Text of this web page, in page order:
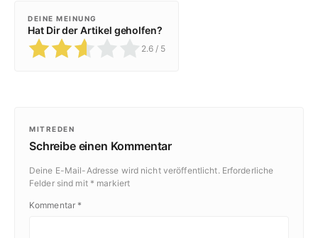
DEINE MEINUNG
Hat Dir der Artikel geholfen?
2.6 / 5
MITREDEN
Schreibe einen Kommentar
Deine E-Mail-Adresse wird nicht veröffentlicht. Erforderliche
Felder sind mit * markiert
Kommentar *